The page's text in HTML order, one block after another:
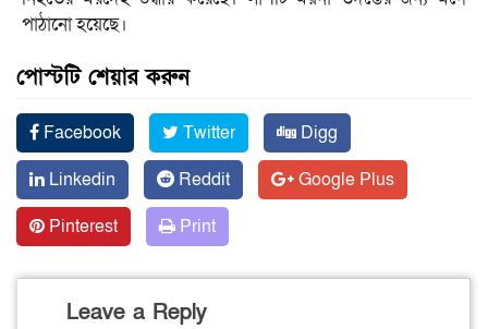
পাঠানো হয়েছে।
পোস্টটি শেয়ার করুন
Facebook Twitter
Digg
Linkedin
Reddit
Google Plus
Pinterest
Print
Leave a Reply